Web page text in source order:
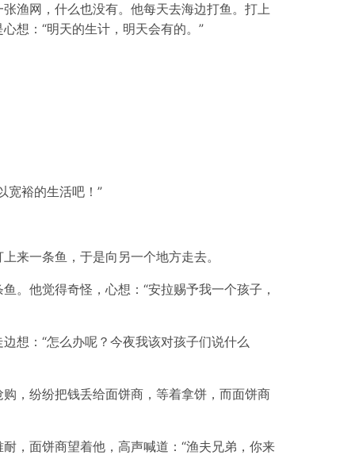
渔网，什么也没有。他每天去海边打鱼。打上
想：“明天的生计，明天会有的。”
宽裕的生活吧！”
来一条鱼，于是向另一个地方走去。
。他觉得奇怪，心想：“安拉赐予我一个孩子，
想：“怎么办呢？今夜我该对孩子们说什么
，纷纷把钱丢给面饼商，等着拿饼，而面饼商
，面饼商望着他，高声喊道：“渔夫兄弟，你来